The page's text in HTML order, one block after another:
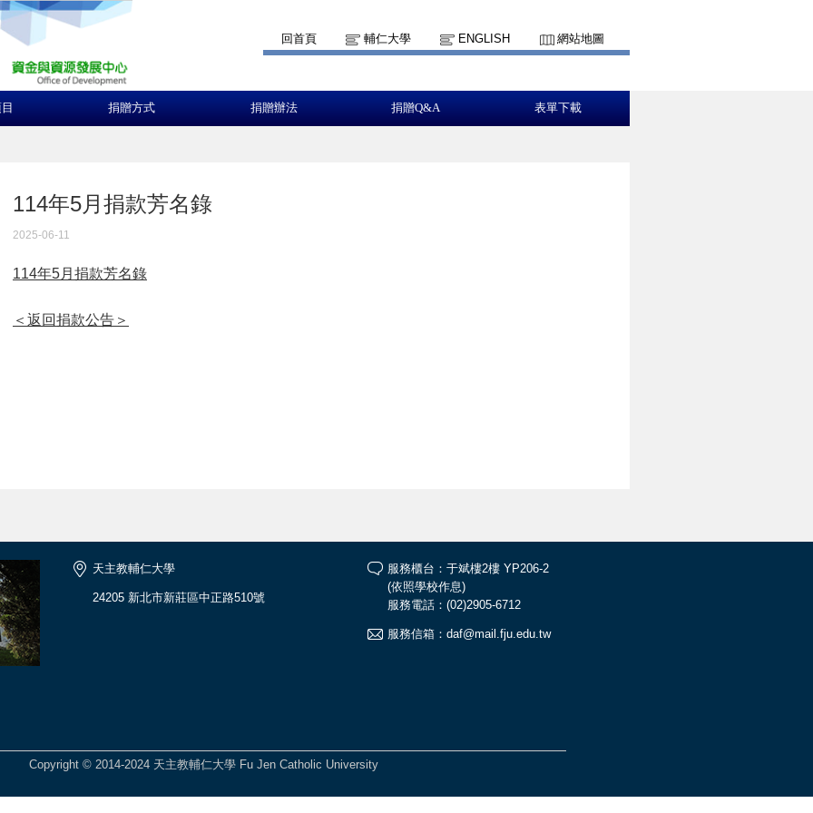
回首頁 輔仁大學 ENGLISH 網站地圖
捐贈方式 捐贈辦法 捐贈Q&A 表單下載
114年5月捐款芳名錄
2025-06-11
114年5月捐款芳名錄
＜返回捐款公告＞
天主教輔仁大學
24205 新北市新莊區中正路510號
服務櫃台：于斌樓2樓 YP206-2
(依照學校作息)
服務電話：(02)2905-6712
服務信箱：daf@mail.fju.edu.tw
Copyright © 2014-2024 天主教輔仁大學 Fu Jen Catholic University